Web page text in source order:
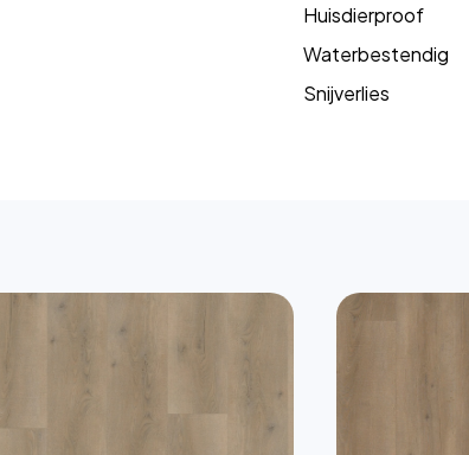
Huisdierproof
Waterbestendig
Snijverlies